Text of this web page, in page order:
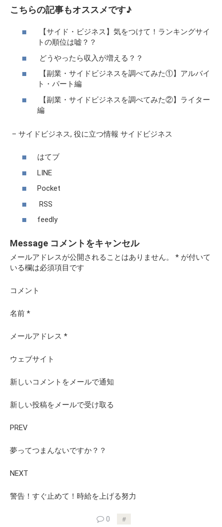
こちらの記事もオススメです♪
【サイド・ビジネス】気をつけて！ランキングサイ
トの順位は嘘？？
どうやったら収入が増える？？
【副業・サイドビジネスを調べてみた①】アルバイ
ト・パート編
【副業・サイドビジネスを調べてみた②】ライター
編
– サイドビジネス, 役に立つ情報 サイドビジネス
はてブ
LINE
Pocket
RSS
feedly
Message コメントをキャンセル
メールアドレスが公開されることはありません。 * が付いて
いる欄は必須項目です
コメント
名前 *
メールアドレス *
ウェブサイト
新しいコメントをメールで通知
新しい投稿をメールで受け取る
PREV
夢ってつまんないですか？？
NEXT
警告！すぐ止めて！時給を上げる努力
0